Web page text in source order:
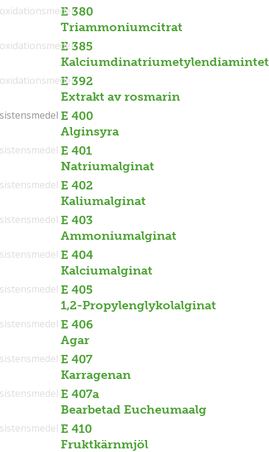
E 380
Triammoniumcitrat
E 385
E 392
Extrakt av rosmarin
E 400
Alginsyra
E 401
Natriumalginat
E 402
Kaliumalginat
E 403
Ammoniumalginat
E 404
Kalciumalginat
E 405
1,2-Propylenglykolalginat
E 406
Agar
E 407
Karragenan
E 407a
Bearbetad Eucheumaalg
E 410
Fruktkärnmjöl